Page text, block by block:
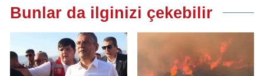
Bunlar da ilginizi çekebilir